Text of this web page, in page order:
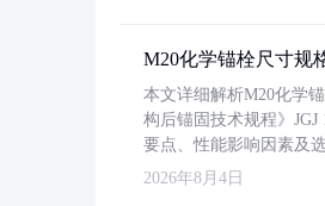
M20化学锚栓尺寸规
本文详细解析M20化学
构后锚固技术规程》
要点、性能影响因素及
2026年8月4日